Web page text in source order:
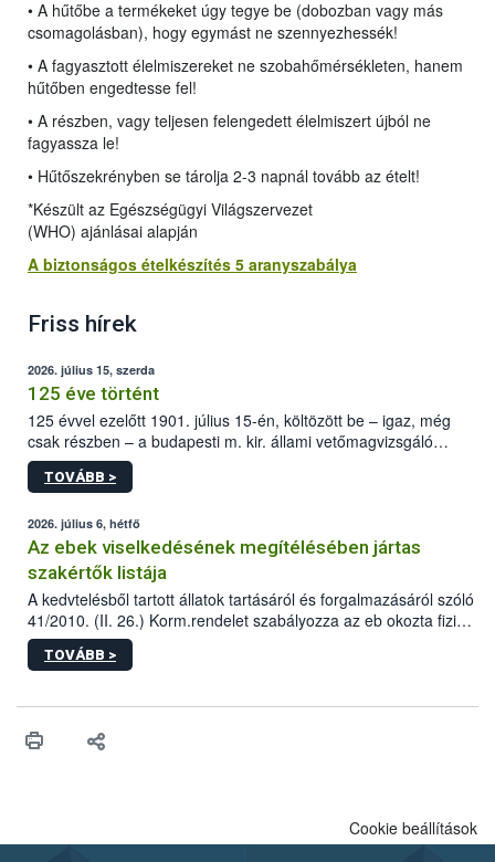
• A hűtőbe a termékeket úgy tegye be (dobozban vagy más
csomagolásban), hogy egymást ne szennyezhessék!
• A fagyasztott élelmiszereket ne szobahőmérsékleten, hanem
hűtőben engedtesse fel!
• A részben, vagy teljesen felengedett élelmiszert újból ne
fagyassza le!
• Hűtőszekrényben se tárolja 2-3 napnál tovább az ételt!
*Készült az Egészségügyi Világszervezet
(WHO) ajánlásai alapján
A biztonságos ételkészítés 5 aranyszabálya
Friss hírek
2026. július 15, szerda
125 éve történt
125 évvel ezelőtt 1901. július 15-én, költözött be – igaz, még
csak részben – a budapesti m. kir. állami vetőmagvizsgáló
állomás a Kis Rókus utca 15. szám alatti, Czigler Győző által
tervezett új épületébe.
TOVÁBB >
2026. július 6, hétfő
Az ebek viselkedésének megítélésében jártas
szakértők listája
A kedvtelésből tartott állatok tartásáról és forgalmazásáról szóló
41/2010. (II. 26.) Korm.rendelet szabályozza az eb okozta fizikai
sérülés, illetve ennek veszélye keletkezésekor felmerülő
hatósági feladatokat, valamint a veszélyes eb tartását és annak
vonni az ebek viselkedésének megítélésében jártas szakértőt.
TOVÁBB >
Cookie beállítások